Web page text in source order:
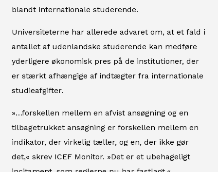
blandt internationale studerende.
Universiteterne har allerede advaret om, at et fald i
antallet af udenlandske studerende kan medføre
yderligere økonomisk pres på de institutioner, der
er stærkt afhængige af indtægter fra internationale
studieafgifter.
»…forskellen mellem en afvist ansøgning og en
tilbagetrukket ansøgning er forskellen mellem en
indikator, der virkelig tæller, og en, der ikke gør
det,« skrev ICEF Monitor. »Det er et ubehageligt